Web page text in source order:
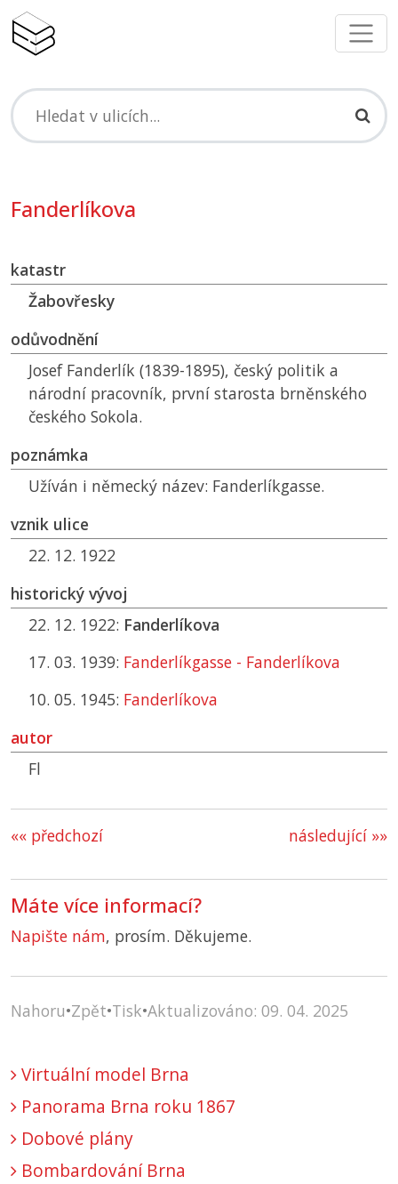
Fanderlíkova
katastr
Žabovřesky
odůvodnění
Josef Fanderlík (1839-1895), český politik a
národní pracovník, první starosta brněnského
českého Sokola.
poznámka
Užíván i německý název: Fanderlíkgasse.
vznik ulice
22. 12. 1922
historický vývoj
22. 12. 1922: Fanderlíkova
17. 03. 1939: Fanderlíkgasse - Fanderlíkova
10. 05. 1945: Fanderlíkova
autor
Fl
«« předchozí následující »»
Máte více informací?
Napište nám, prosím. Děkujeme.
Nahoru•Zpět•Tisk•Aktualizováno: 09. 04. 2025
Virtuální model Brna
Panorama Brna roku 1867
Dobové plány
Bombardování Brna